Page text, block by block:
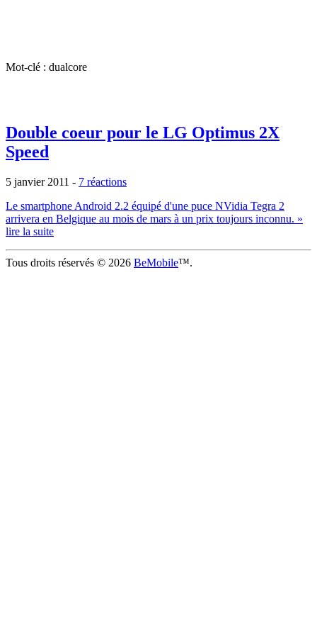
Mot-clé : dualcore
Double coeur pour le LG Optimus 2X
Speed
5 janvier 2011 - 7 réactions
Le smartphone Android 2.2 équipé d'une puce NVidia Tegra 2
arrivera en Belgique au mois de mars à un prix toujours inconnu. »
lire la suite
Tous droits réservés © 2026 BeMobile™.